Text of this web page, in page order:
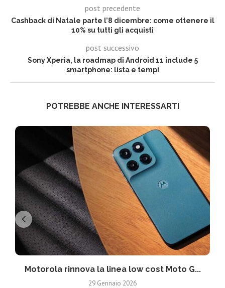
post precedente
Cashback di Natale parte l’8 dicembre: come ottenere il
10% su tutti gli acquisti
post successivo
Sony Xperia, la roadmap di Android 11 include 5
smartphone: lista e tempi
POTREBBE ANCHE INTERESSARTI
Motorola rinnova la linea low cost Moto G...
29 Gennaio 2026